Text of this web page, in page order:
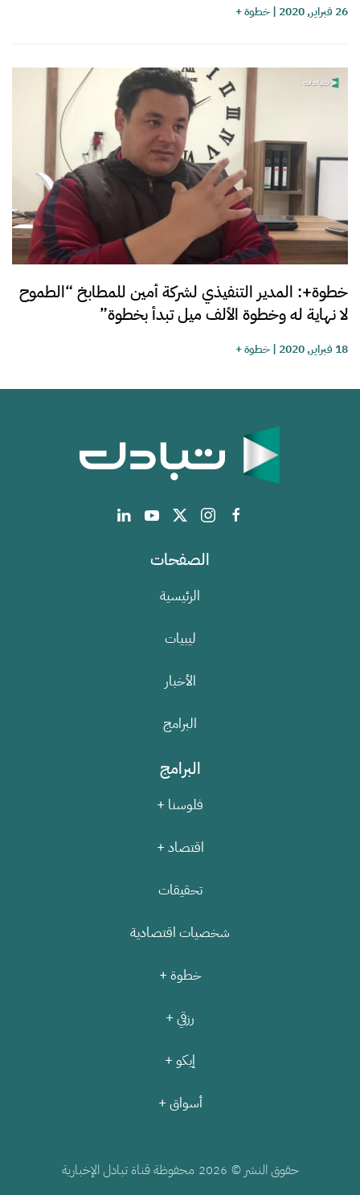
26 فبراير, 2020 |خطوة +
خطوة+: المدير التنفيذي لشركة أمين للمطابخ “الطموح
لا نهاية له وخطوة الألف ميل تبدأ بخطوة”
18 فبراير, 2020 |خطوة +
الصفحات
الرئيسية
ليبيات
الأخبار
البرامج
البرامج
فلوسنا +
اقتصاد +
تحقيقات
شخصيات اقتصادية
خطوة +
رزقي +
إيكو +
أسواق +
حقوق النشر © 2026 محفوظة قناة تبادل الإخبارية